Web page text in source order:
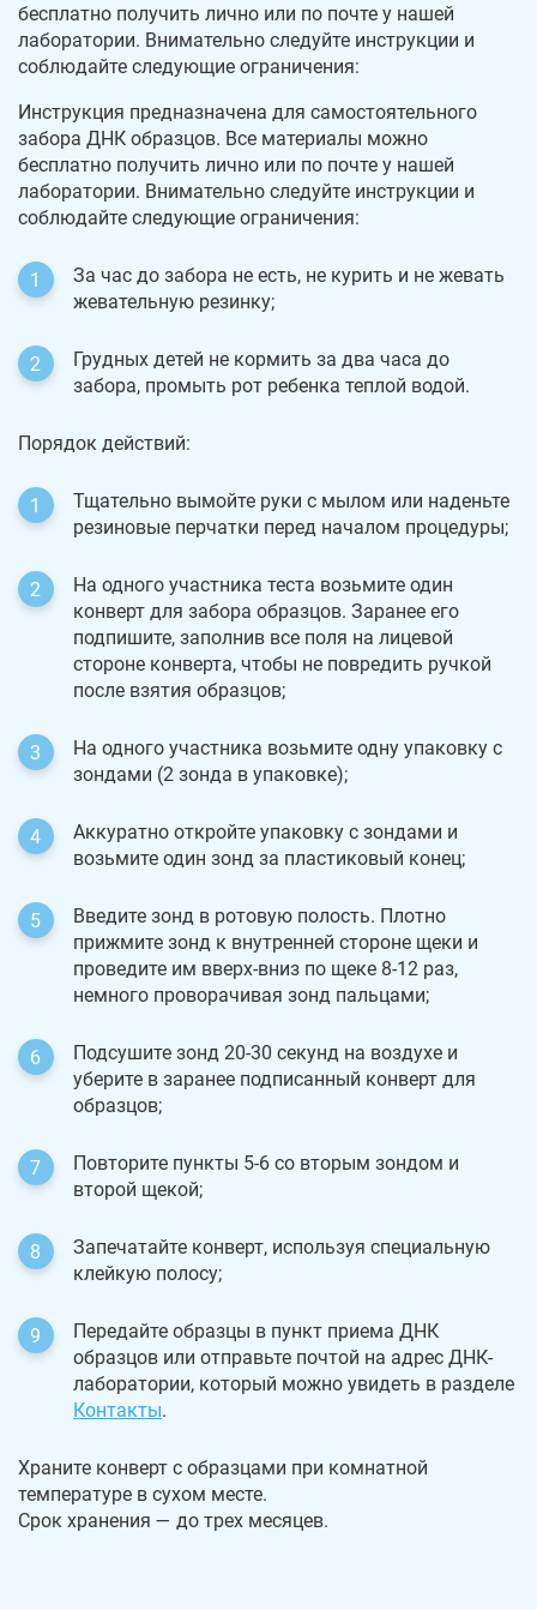
бесплатно получить лично или по почте у нашей
лаборатории. Внимательно следуйте инструкции и
соблюдайте следующие ограничения:
Инструкция предназначена для самостоятельного
забора ДНК образцов. Все материалы можно
бесплатно получить лично или по почте у нашей
лаборатории. Внимательно следуйте инструкции и
соблюдайте следующие ограничения:
За час до забора не есть, не курить и не жевать
жевательную резинку;
Грудных детей не кормить за два часа до
забора, промыть рот ребенка теплой водой.
Порядок действий:
Тщательно вымойте руки с мылом или наденьте
резиновые перчатки перед началом процедуры;
На одного участника теста возьмите один
конверт для забора образцов. Заранее его
подпишите, заполнив все поля на лицевой
стороне конверта, чтобы не повредить ручкой
после взятия образцов;
На одного участника возьмите одну упаковку с
зондами (2 зонда в упаковке);
Аккуратно откройте упаковку с зондами и
возьмите один зонд за пластиковый конец;
Введите зонд в ротовую полость. Плотно
прижмите зонд к внутренней стороне щеки и
проведите им вверх-вниз по щеке 8-12 раз,
немного проворачивая зонд пальцами;
Подсушите зонд 20-30 секунд на воздухе и
уберите в заранее подписанный конверт для
образцов;
Повторите пункты 5-6 со вторым зондом и
второй щекой;
Запечатайте конверт, используя специальную
клейкую полосу;
Передайте образцы в пункт приема ДНК
образцов или отправьте почтой на адрес ДНК-
лаборатории, который можно увидеть в разделе
Контакты.
Храните конверт с образцами при комнатной
температуре в сухом месте.
Срок хранения — до трех месяцев.